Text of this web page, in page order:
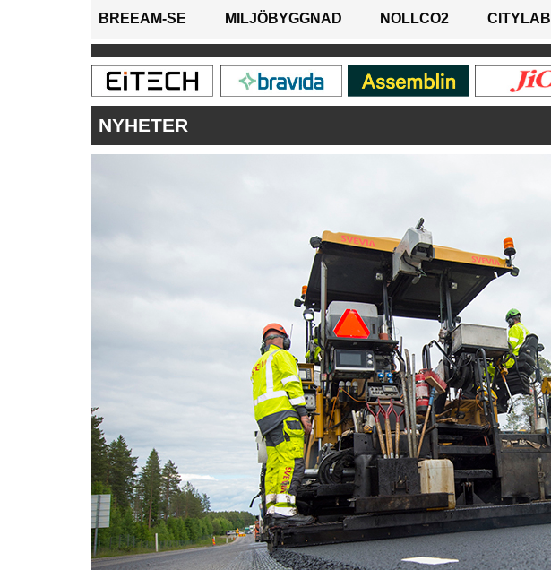
BREEAM-SE MILJÖBYGGNAD NOLLCO2 CITYLAB
NYHETER